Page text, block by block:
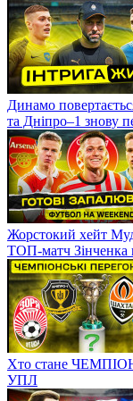
Динамо
та Дніпро–1 знову
Жорстокий хейт
ТОП-матч
Хто стане
УПЛ